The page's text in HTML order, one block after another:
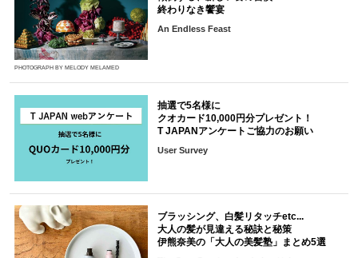
PHOTOGRAPH BY MELODY MELAMED
終わりなき饗宴
An Endless Feast
抽選で5名様に
クオカード10,000円分プレゼント！
T JAPANアンケートご協力のお願い
User Survey
ブラッシング、白髪リタッチetc...
大人の髪が見違える秘訣と秘策
伊熊奈美の「大人の美髪塾」まとめ5選